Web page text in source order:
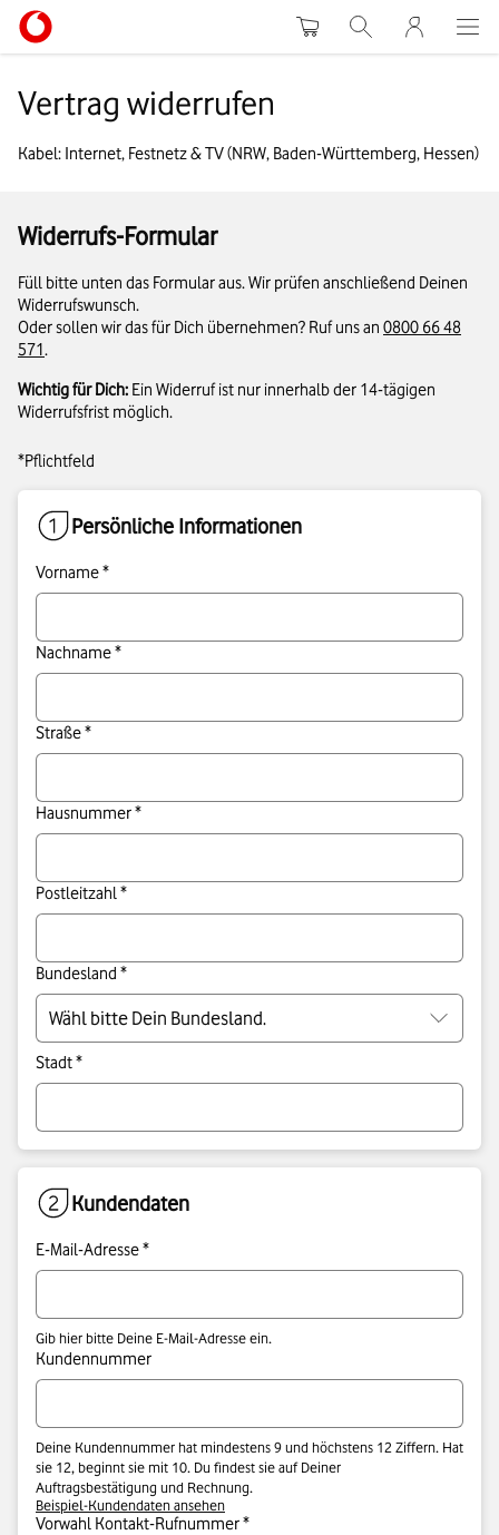
WarenkorbSuche
Vertrag widerrufen
Kabel: Internet, Festnetz & TV (NRW, Baden-Württemberg, Hessen)
Widerrufs-Formular
Füll bitte unten das Formular aus. Wir prüfen anschließend Deinen
Widerrufswunsch.
Oder sollen wir das für Dich übernehmen? Ruf uns an 0800 66 48
571.
Wichtig für Dich: Ein Widerruf ist nur innerhalb der 14-tägigen
Widerrufsfrist möglich.
*Pflichtfeld
Persönliche Informationen
Vorname *
Nachname *
Straße *
Hausnummer *
Postleitzahl *
Bundesland *
Stadt *
Kundendaten
E-Mail-Adresse *
Gib hier bitte Deine E-Mail-Adresse ein.
Kundennummer
Deine Kundennummer hat mindestens 9 und höchstens 12 Ziffern. Hat
sie 12, beginnt sie mit 10. Du findest sie auf Deiner
Auftragsbestätigung und Rechnung.
Beispiel-Kundendaten ansehen
Vorwahl Kontakt-Rufnummer *